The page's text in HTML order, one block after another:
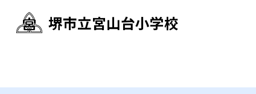
堺市立宮山台小学校